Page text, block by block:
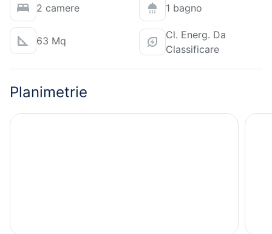
2 camere 1 bagno
63 Mq
Cl. Energ. Da
Classificare
Planimetrie